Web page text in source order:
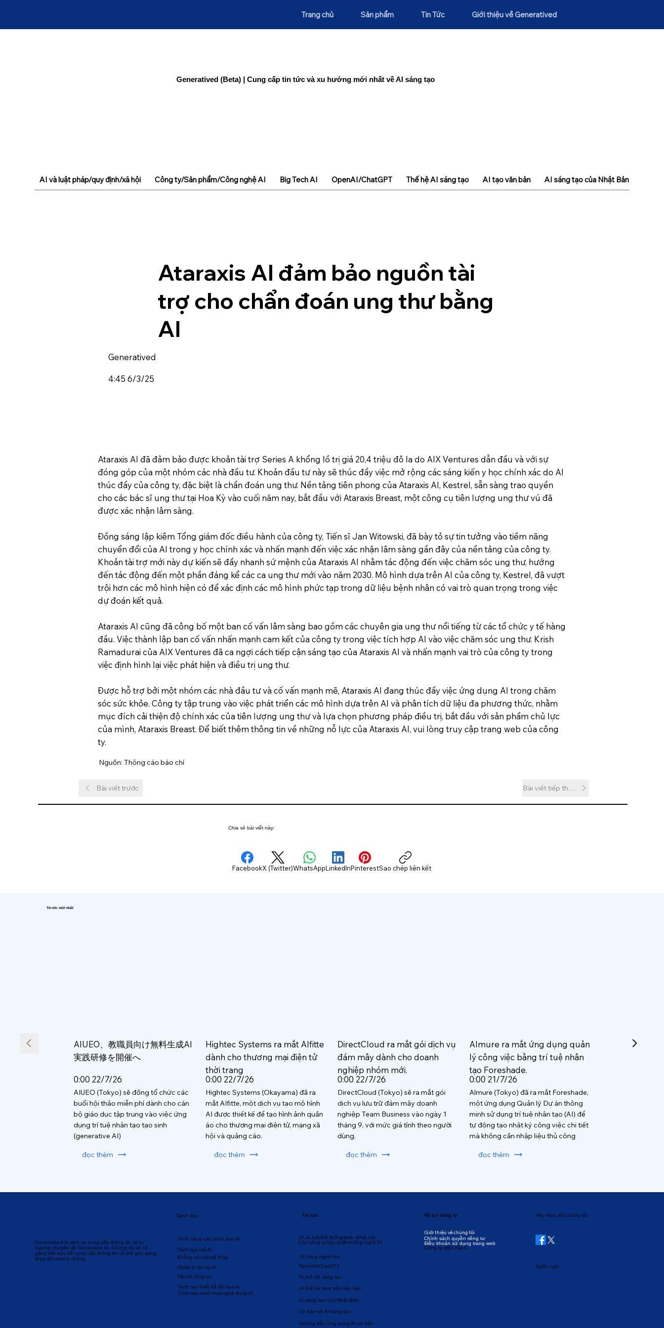
Trang chủ Sản phẩm Tin Tức Giới thiệu về Generatived
Generatived (Beta) | Cung cấp tin tức và xu hướng mới nhất về AI sáng tạo
Ataraxis AI đảm bảo nguồn tài
trợ cho chẩn đoán ung thư bằng
AI
Generatived
4:45 6/3/25
Ataraxis AI đã đảm bảo được khoản tài trợ Series A khổng lồ trị giá 20,4 triệu đô la do AIX Ventures dẫn đầu và với sự
đóng góp của một nhóm các nhà đầu tư. Khoản đầu tư này sẽ thúc đẩy việc mở rộng các sáng kiến y học chính xác do AI
thúc đẩy của công ty, đặc biệt là chẩn đoán ung thư. Nền tảng tiên phong của Ataraxis AI, Kestrel, sẵn sàng trao quyền
cho các bác sĩ ung thư tại Hoa Kỳ vào cuối năm nay, bắt đầu với Ataraxis Breast, một công cụ tiên lượng ung thư vú đã
được xác nhận lâm sàng.
Đồng sáng lập kiêm Tổng giám đốc điều hành của công ty, Tiến sĩ Jan Witowski, đã bày tỏ sự tin tưởng vào tiềm năng
chuyển đổi của AI trong y học chính xác và nhấn mạnh đến việc xác nhận lâm sàng gần đây của nền tảng của công ty.
Khoản tài trợ mới này dự kiến sẽ đẩy nhanh sứ mệnh của Ataraxis AI nhằm tác động đến việc chăm sóc ung thư, hướng
đến tác động đến một phần đáng kể các ca ung thư mới vào năm 2030. Mô hình dựa trên AI của công ty, Kestrel, đã vượt
trội hơn các mô hình hiện có để xác định các mô hình phức tạp trong dữ liệu bệnh nhân có vai trò quan trọng trong việc
dự đoán kết quả.
Ataraxis AI cũng đã công bố một ban cố vấn lâm sàng bao gồm các chuyên gia ung thư nổi tiếng từ các tổ chức y tế hàng
đầu. Việc thành lập ban cố vấn nhấn mạnh cam kết của công ty trong việc tích hợp AI vào việc chăm sóc ung thư. Krish
Ramadurai của AIX Ventures đã ca ngợi cách tiếp cận sáng tạo của Ataraxis AI và nhấn mạnh vai trò của công ty trong
việc định hình lại việc phát hiện và điều trị ung thư.
Được hỗ trợ bởi một nhóm các nhà đầu tư và cố vấn mạnh mẽ, Ataraxis AI đang thúc đẩy việc ứng dụng AI trong chăm
sóc sức khỏe. Công ty tập trung vào việc phát triển các mô hình dựa trên AI và phân tích dữ liệu đa phương thức, nhằm
mục đích cải thiện độ chính xác của tiên lượng ung thư và lựa chọn phương pháp điều trị, bắt đầu với sản phẩm chủ lực
của mình, Ataraxis Breast. Để biết thêm thông tin về những nỗ lực của Ataraxis AI, vui lòng truy cập trang web của công
ty.
Nguồn: Thông cáo báo chí
Bài viết trước Bài viết tiếp theo
Chia sẻ bài viết này:
FacebookX (Twitter)WhatsAppLinkedInPinterestSao chép liên kết
Tin tức mới nhất
AIUEO、教職員向け無料生成AI
実践研修を開催へ
0:00 22/7/26
AIUEO (Tokyo) sẽ đồng tổ chức các
buổi hội thảo miễn phí dành cho cán
bộ giáo dục tập trung vào việc ứng
dụng trí tuệ nhân tạo tạo sinh
(generative AI)
đọc thêm
Hightec Systems ra mắt AIfitte
dành cho thương mại điện tử
thời trang
0:00 22/7/26
Hightec Systems (Okayama) đã ra
mắt AIfitte, một dịch vụ tạo mô hình
AI được thiết kế để tạo hình ảnh quần
áo cho thương mại điện tử, mạng xã
hội và quảng cáo.
đọc thêm
DirectCloud ra mắt gói dịch vụ
đám mây dành cho doanh
nghiệp nhóm mới.
0:00 22/7/26
DirectCloud (Tokyo) sẽ ra mắt gói
dịch vụ lưu trữ đám mây doanh
nghiệp Team Business vào ngày 1
tháng 9, với mức giá tính theo người
dùng.
đọc thêm
Almure ra mắt ứng dụng quản
lý công việc bằng trí tuệ nhân
tạo Foreshade.
0:00 21/7/26
Almure (Tokyo) đã ra mắt Foreshade,
một ứng dụng Quản lý Dự án thông
minh sử dụng trí tuệ nhân tạo (AI) để
tự động tạo nhật ký công việc chi tiết
mà không cần nhập liệu thủ công
đọc thêm
AI và luật pháp/quy định/xã hội Công ty/Sản phẩm/Công nghệ AI Big Tech AI OpenAI/ChatGPT Thế hệ AI sáng tạo AI tạo văn bản AI sáng tạo của Nhật Bản
Danh mục
Trình nâng cao hình ảnh AI
Trình tạo mã AI
Quản lý tác vụ AI
Không có mã/mã thấp
Trình tạo thiết kế đồ họa AI
Trình tạo minh họa/nghệ thuật AI
Tất cả công cụ
Tin tức
AI và luật/hệ thống/kinh tế/xã hội
Các công ty/sản phẩm/công nghệ AI
AI công nghệ lớn
OpenAI/ChatGPT
AI thế hệ sáng tạo
AI thế hệ dựa trên văn bản
AI sáng tạo của Nhật Bản
Cơ bản về AI sáng tạo
Hướng dẫn ứng dụng AI cơ bản
Hồ sơ công ty
Giới thiệu về chúng tôi
Chính sách quyền riêng tư
Điều khoản sử dụng trang web
Công ty điều hành
Hãy theo dõi chúng tôi
Ngôn ngữ
Generatived là dịch vụ cung cấp thông tin và xu
hướng chuyên về Generative AI. Chúng tôi sẽ cố
gắng hết sức để cung cấp thông tin về thế giới đang
thay đổi nhanh chóng.